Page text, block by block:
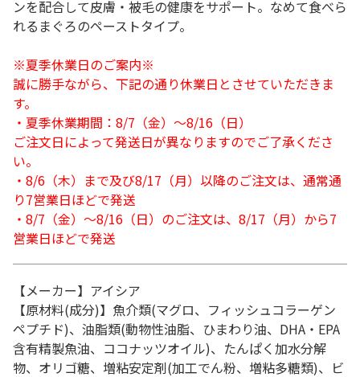
ンを配合して皮膚・被毛の健康をサポート。なめて食べら
れるまぐろのペーストタイプ。
※夏季休業日のご案内※
誠に勝手ながら、下記の通り休業日とさせていただきま
す。
・夏季休業期間：8/7（金）～8/16（日）
ご注文日によって発送日が異なりますのでご了承くださ
い。
・8/6（木）まで及び8/17（月）以降のご注文は、通常通
り7営業日ほどで発送
・8/7（金）～8/16（日）のご注文は、8/17（月）から7
営業日ほどで発送
【メーカー】アイシア
【原材料(成分)】魚介類(マグロ、フィッシュコラーゲン
ペプチド)、油脂類(動物性油脂、ひまわり油、DHA・EPA
含有精製魚油、ココナッツオイル)、たんぱく加水分解
物、オリゴ糖、増粘安定剤(加工でん粉、増粘多糖類)、ビ